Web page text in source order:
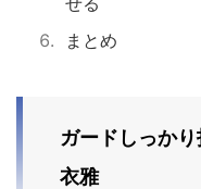
まとめ
ガードしっか
衣雅